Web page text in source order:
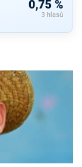
0,75 %
3 hlasů